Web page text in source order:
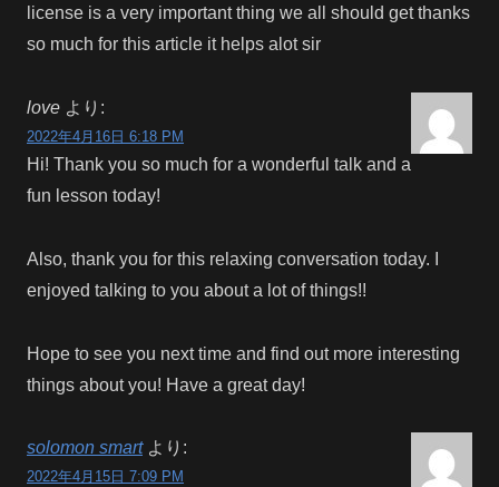
license is a very important thing we all should get thanks
so much for this article it helps alot sir
love より:
2022年4月16日 6:18 PM
Hi! Thank you so much for a wonderful talk and a
fun lesson today!
Also, thank you for this relaxing conversation today. I
enjoyed talking to you about a lot of things!!
Hope to see you next time and find out more interesting
things about you! Have a great day!
solomon smart より:
2022年4月15日 7:09 PM